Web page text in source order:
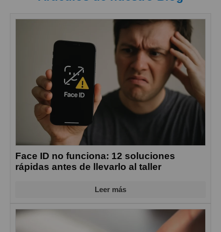
Face ID no funciona: 12 soluciones
rápidas antes de llevarlo al taller
Leer más